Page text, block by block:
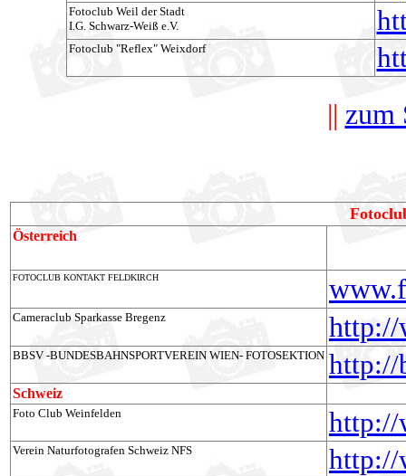
Fotoclub Weil der Stadt
I.G. Schwarz-Weiß e.V.
Fotoclub "Reflex" Weixdorf
|| zum
Österreich
FOTOCLUB KONTAKT FELDKIRCH
Cameraclub Sparkasse Bregenz http://
BBSV -BUNDESBAHNSPORTVEREIN WIEN- FOTOSEKTION http://
Schweiz
Foto Club Weinfelden http://
Verein Naturfotografen Schweiz NFS http://